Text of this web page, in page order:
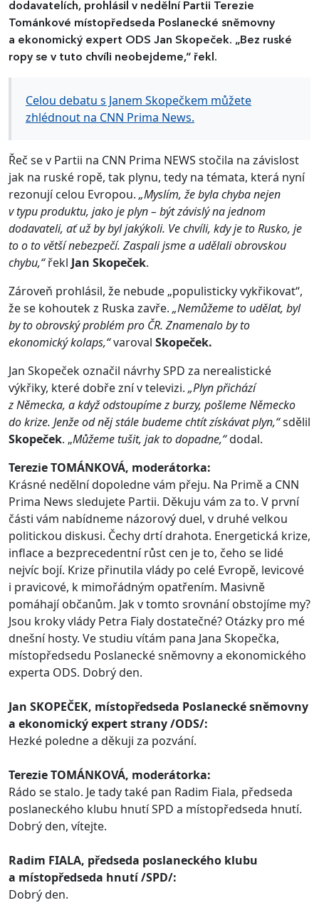
dodavatelích, prohlásil v nedělní Partii Terezie
Tománkové místopředseda Poslanecké sněmovny
a ekonomický expert ODS Jan Skopeček. „Bez ruské
ropy se v tuto chvíli neobejdeme,“ řekl.
Celou debatu s Janem Skopečkem můžete
zhlédnout na CNN Prima News.
Řeč se v Partii na CNN Prima NEWS stočila na závislost
jak na ruské ropě, tak plynu, tedy na témata, která nyní
rezonují celou Evropou. „Myslím, že byla chyba nejen
v typu produktu, jako je plyn – být závislý na jednom
dodavateli, ať už by byl jakýkoli. Ve chvíli, kdy je to Rusko, je
to o to větší nebezpečí. Zaspali jsme a udělali obrovskou
chybu,“řekl Jan Skopeček.
Zároveň prohlásil, že nebude „populisticky vykřikovat“,
že se kohoutek z Ruska zavře. „Nemůžeme to udělat, byl
by to obrovský problém pro ČR. Znamenalo by to
ekonomický kolaps,“varoval Skopeček.
Jan Skopeček označil návrhy SPD za nerealistické
výkřiky, které dobře zní v televizi. „Plyn přichází
z Německa, a když odstoupíme z burzy, pošleme Německo
do krize. Jenže od něj stále budeme chtít získávat plyn,“sdělil
Skopeček. „Můžeme tušit, jak to dopadne,“dodal.
Terezie TOMÁNKOVÁ, moderátorka:
Krásné nedělní dopoledne vám přeju. Na Primě a CNN
Prima News sledujete Partii. Děkuju vám za to. V první
části vám nabídneme názorový duel, v druhé velkou
politickou diskusi. Čechy drtí drahota. Energetická krize,
inflace a bezprecedentní růst cen je to, čeho se lidé
nejvíc bojí. Krize přinutila vlády po celé Evropě, levicové
i pravicové, k mimořádným opatřením. Masivně
pomáhají občanům. Jak v tomto srovnání obstojíme my?
Jsou kroky vlády Petra Fialy dostatečné? Otázky pro mé
dnešní hosty. Ve studiu vítám pana Jana Skopečka,
místopředsedu Poslanecké sněmovny a ekonomického
experta ODS. Dobrý den.
Jan SKOPEČEK, místopředseda Poslanecké sněmovny
a ekonomický expert strany /ODS/:
Hezké poledne a děkuji za pozvání.
Terezie TOMÁNKOVÁ, moderátorka:
Rádo se stalo. Je tady také pan Radim Fiala, předseda
poslaneckého klubu hnutí SPD a místopředseda hnutí.
Dobrý den, vítejte.
Radim FIALA, předseda poslaneckého klubu
a místopředseda hnutí /SPD/:
Dobrý den.